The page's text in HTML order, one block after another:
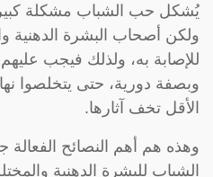
يُشكل حب الشباب مشكلة
ولكن أصحاب البشرة الدهنية
للإصابة به، ولذلك فيجب عليهم
وبصفة دورية، حتى يتخلصوا
الأقل تخف آثارها.
وهذه هم أهم النصائح
الشباب للبشرة الدهنية